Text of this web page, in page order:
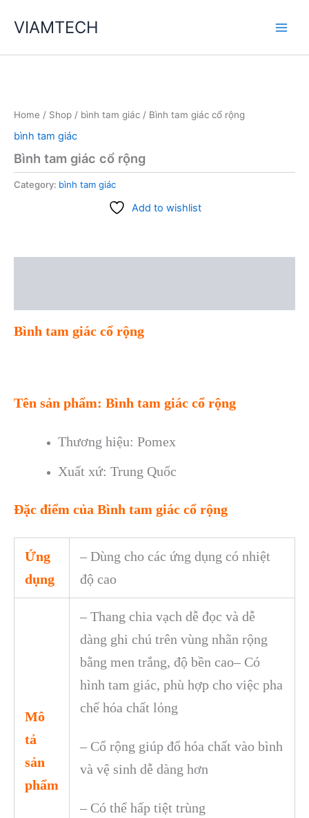
VIAMTECH
Home / Shop / bình tam giác / Bình tam giác cổ rộng
bình tam giác
Bình tam giác cổ rộng
Category: bình tam giác
Add to wishlist
Bình tam giác cổ rộng
Tên sản phẩm: Bình tam giác cổ rộng
Thương hiệu: Pomex
Xuất xứ: Trung Quốc
Đặc điểm của Bình tam giác cổ rộng
Ứng
dụng
– Dùng cho các ứng dụng có nhiệt
độ cao
Mô
tả
sản
phẩm
– Thang chia vạch dễ đọc và dễ
dàng ghi chú trên vùng nhãn rộng
bằng men trắng, độ bền cao– Có
hình tam giác, phù hợp cho việc pha
chế hóa chất lỏng
– Cổ rộng giúp đổ hóa chất vào bình
và vệ sinh dễ dàng hơn
– Có thể hấp tiệt trùng